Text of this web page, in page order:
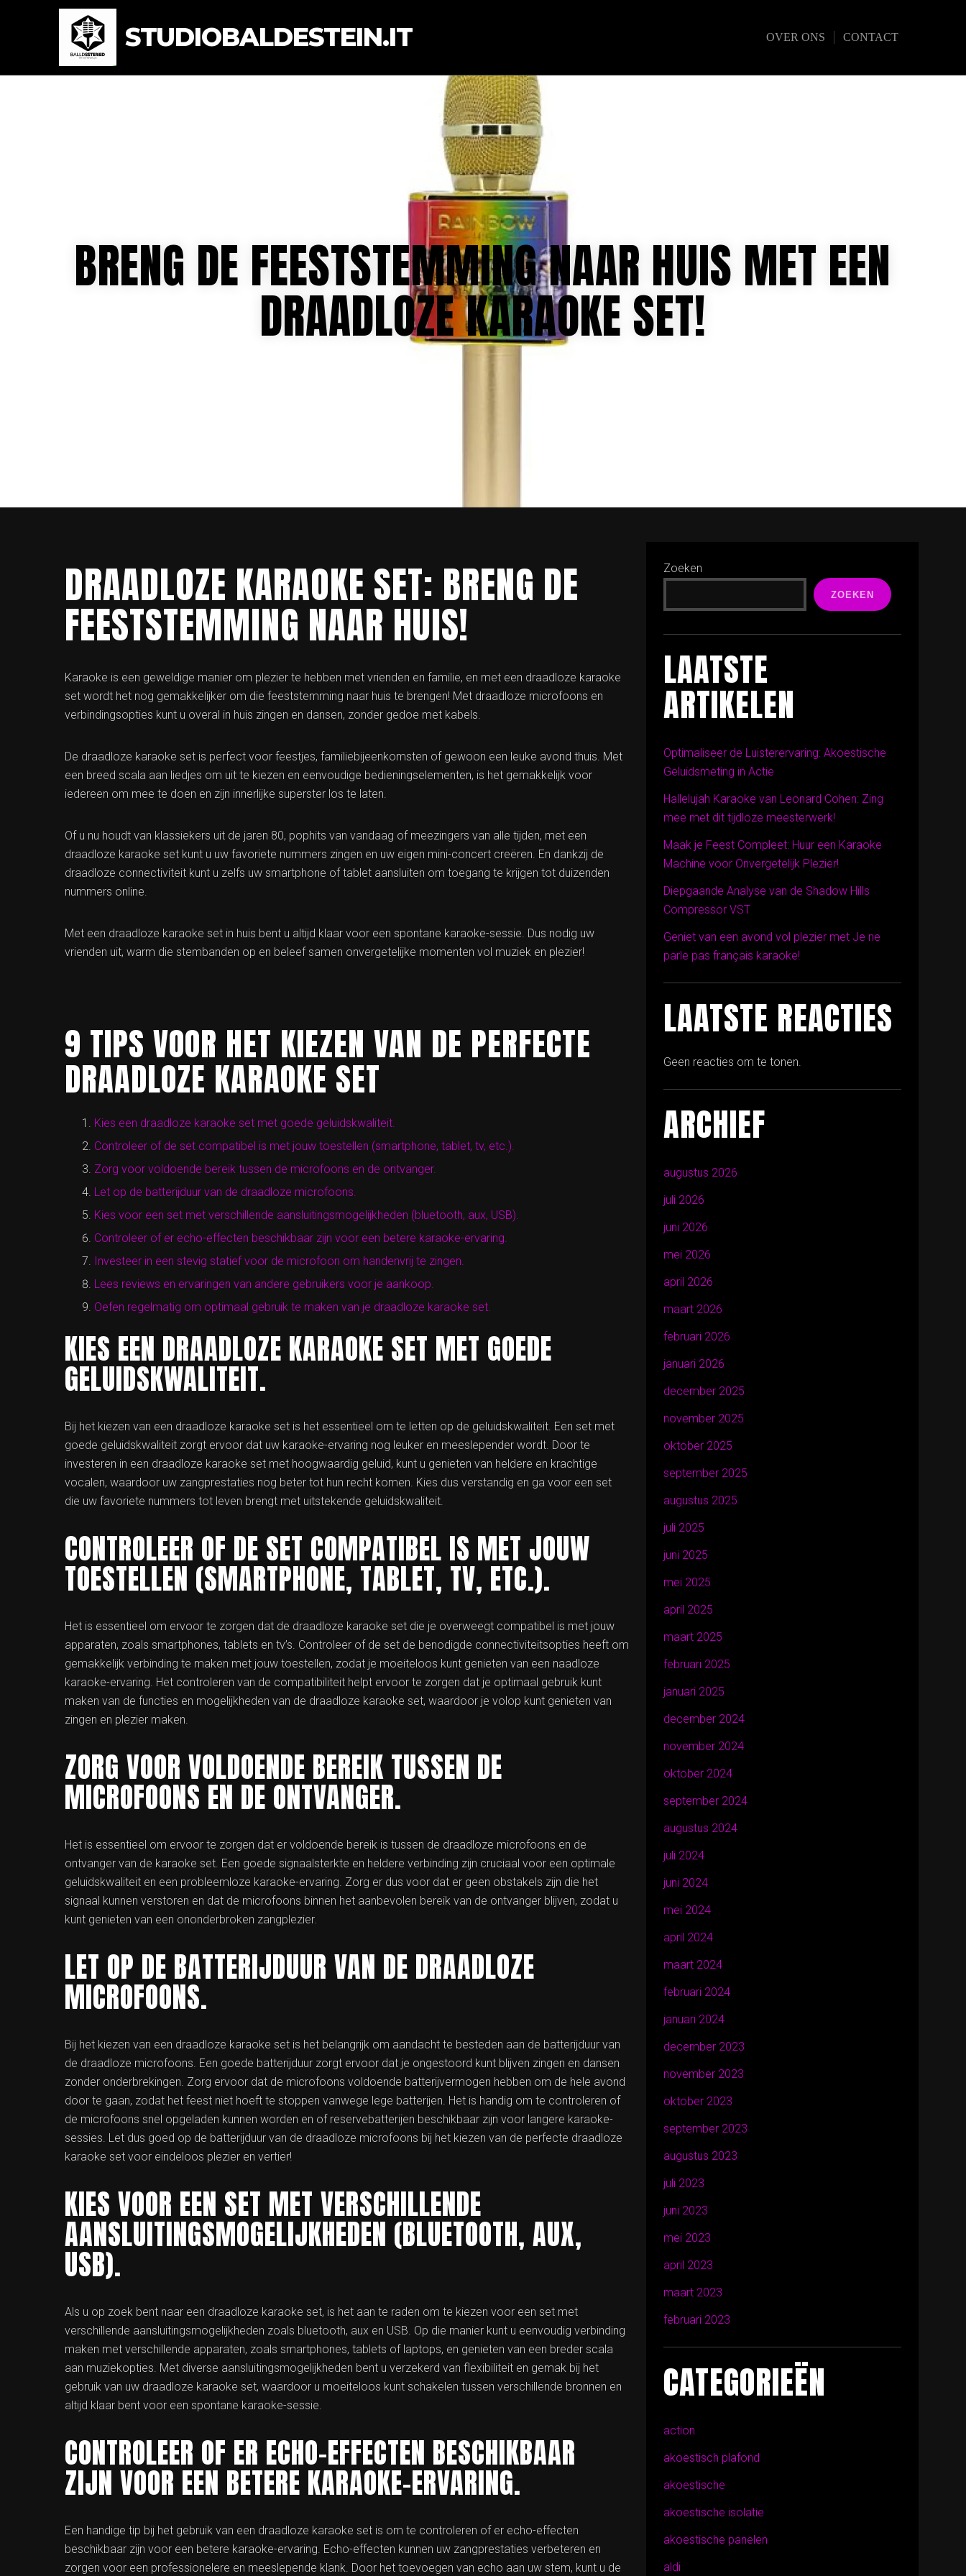
STUDIOBALDESTEIN.IT OVER ONS CONTACT
BRENG DE FEESTSTEMMING NAAR HUIS MET EEN
DRAADLOZE KARAOKE SET!
DRAADLOZE KARAOKE SET: BRENG DE
FEESTSTEMMING NAAR HUIS!
Karaoke is een geweldige manier om plezier te hebben met vrienden en familie, en met een draadloze karaoke
set wordt het nog gemakkelijker om die feeststemming naar huis te brengen! Met draadloze microfoons en
verbindingsopties kunt u overal in huis zingen en dansen, zonder gedoe met kabels.
De draadloze karaoke set is perfect voor feestjes, familiebijeenkomsten of gewoon een leuke avond thuis. Met
een breed scala aan liedjes om uit te kiezen en eenvoudige bedieningselementen, is het gemakkelijk voor
iedereen om mee te doen en zijn innerlijke superster los te laten.
Of u nu houdt van klassiekers uit de jaren 80, pophits van vandaag of meezingers van alle tijden, met een
draadloze karaoke set kunt u uw favoriete nummers zingen en uw eigen mini-concert creëren. En dankzij de
draadloze connectiviteit kunt u zelfs uw smartphone of tablet aansluiten om toegang te krijgen tot duizenden
nummers online.
Met een draadloze karaoke set in huis bent u altijd klaar voor een spontane karaoke-sessie. Dus nodig uw
vrienden uit, warm die stembanden op en beleef samen onvergetelijke momenten vol muziek en plezier!
9 TIPS VOOR HET KIEZEN VAN DE PERFECTE
DRAADLOZE KARAOKE SET
Kies een draadloze karaoke set met goede geluidskwaliteit.
Controleer of de set compatibel is met jouw toestellen (smartphone, tablet, tv, etc.).
Zorg voor voldoende bereik tussen de microfoons en de ontvanger.
Let op de batterijduur van de draadloze microfoons.
Kies voor een set met verschillende aansluitingsmogelijkheden (bluetooth, aux, USB).
Controleer of er echo-effecten beschikbaar zijn voor een betere karaoke-ervaring.
Investeer in een stevig statief voor de microfoon om handenvrij te zingen.
Lees reviews en ervaringen van andere gebruikers voor je aankoop.
Oefen regelmatig om optimaal gebruik te maken van je draadloze karaoke set.
KIES EEN DRAADLOZE KARAOKE SET MET GOEDE
GELUIDSKWALITEIT.
Bij het kiezen van een draadloze karaoke set is het essentieel om te letten op de geluidskwaliteit. Een set met
goede geluidskwaliteit zorgt ervoor dat uw karaoke-ervaring nog leuker en meeslepender wordt. Door te
investeren in een draadloze karaoke set met hoogwaardig geluid, kunt u genieten van heldere en krachtige
vocalen, waardoor uw zangprestaties nog beter tot hun recht komen. Kies dus verstandig en ga voor een set
die uw favoriete nummers tot leven brengt met uitstekende geluidskwaliteit.
CONTROLEER OF DE SET COMPATIBEL IS MET JOUW
TOESTELLEN (SMARTPHONE, TABLET, TV, ETC.).
Het is essentieel om ervoor te zorgen dat de draadloze karaoke set die je overweegt compatibel is met jouw
apparaten, zoals smartphones, tablets en tv’s. Controleer of de set de benodigde connectiviteitsopties heeft om
gemakkelijk verbinding te maken met jouw toestellen, zodat je moeiteloos kunt genieten van een naadloze
karaoke-ervaring. Het controleren van de compatibiliteit helpt ervoor te zorgen dat je optimaal gebruik kunt
maken van de functies en mogelijkheden van de draadloze karaoke set, waardoor je volop kunt genieten van
zingen en plezier maken.
ZORG VOOR VOLDOENDE BEREIK TUSSEN DE
MICROFOONS EN DE ONTVANGER.
Het is essentieel om ervoor te zorgen dat er voldoende bereik is tussen de draadloze microfoons en de
ontvanger van de karaoke set. Een goede signaalsterkte en heldere verbinding zijn cruciaal voor een optimale
geluidskwaliteit en een probleemloze karaoke-ervaring. Zorg er dus voor dat er geen obstakels zijn die het
signaal kunnen verstoren en dat de microfoons binnen het aanbevolen bereik van de ontvanger blijven, zodat u
kunt genieten van een ononderbroken zangplezier.
LET OP DE BATTERIJDUUR VAN DE DRAADLOZE
MICROFOONS.
Bij het kiezen van een draadloze karaoke set is het belangrijk om aandacht te besteden aan de batterijduur van
de draadloze microfoons. Een goede batterijduur zorgt ervoor dat je ongestoord kunt blijven zingen en dansen
zonder onderbrekingen. Zorg ervoor dat de microfoons voldoende batterijvermogen hebben om de hele avond
door te gaan, zodat het feest niet hoeft te stoppen vanwege lege batterijen. Het is handig om te controleren of
de microfoons snel opgeladen kunnen worden en of reservebatterijen beschikbaar zijn voor langere karaoke-
sessies. Let dus goed op de batterijduur van de draadloze microfoons bij het kiezen van de perfecte draadloze
karaoke set voor eindeloos plezier en vertier!
KIES VOOR EEN SET MET VERSCHILLENDE
AANSLUITINGSMOGELIJKHEDEN (BLUETOOTH, AUX,
USB).
Als u op zoek bent naar een draadloze karaoke set, is het aan te raden om te kiezen voor een set met
verschillende aansluitingsmogelijkheden zoals bluetooth, aux en USB. Op die manier kunt u eenvoudig verbinding
maken met verschillende apparaten, zoals smartphones, tablets of laptops, en genieten van een breder scala
aan muziekopties. Met diverse aansluitingsmogelijkheden bent u verzekerd van flexibiliteit en gemak bij het
gebruik van uw draadloze karaoke set, waardoor u moeiteloos kunt schakelen tussen verschillende bronnen en
altijd klaar bent voor een spontane karaoke-sessie.
CONTROLEER OF ER ECHO-EFFECTEN BESCHIKBAAR
ZIJN VOOR EEN BETERE KARAOKE-ERVARING.
Een handige tip bij het gebruik van een draadloze karaoke set is om te controleren of er echo-effecten
beschikbaar zijn voor een betere karaoke-ervaring. Echo-effecten kunnen uw zangprestaties verbeteren en
zorgen voor een professionelere en meeslepende klank. Door het toevoegen van echo aan uw stem, kunt u de
Zoeken
ZOEKEN
LAATSTE
ARTIKELEN
Optimaliseer de Luisterervaring: Akoestische
Geluidsmeting in Actie
Hallelujah Karaoke van Leonard Cohen: Zing
mee met dit tijdloze meesterwerk!
Maak je Feest Compleet: Huur een Karaoke
Machine voor Onvergetelijk Plezier!
Diepgaande Analyse van de Shadow Hills
Compressor VST
Geniet van een avond vol plezier met Je ne
parle pas français karaoke!
LAATSTE REACTIES
Geen reacties om te tonen.
ARCHIEF
augustus 2026
juli 2026
juni 2026
mei 2026
april 2026
maart 2026
februari 2026
januari 2026
december 2025
november 2025
oktober 2025
september 2025
augustus 2025
juli 2025
juni 2025
mei 2025
april 2025
maart 2025
februari 2025
januari 2025
december 2024
november 2024
oktober 2024
september 2024
augustus 2024
juli 2024
juni 2024
mei 2024
april 2024
maart 2024
februari 2024
januari 2024
december 2023
november 2023
oktober 2023
september 2023
augustus 2023
juli 2023
juni 2023
mei 2023
april 2023
maart 2023
februari 2023
CATEGORIEËN
action
akoestisch plafond
akoestische
akoestische isolatie
akoestische panelen
aldi